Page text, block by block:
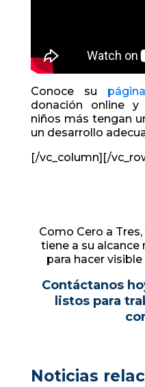
Conoce su
donación online
niños más tengan
un desarrollo
[/vc_column][/
Como Cero a
tiene a su
para hacer
Contáctanos
listos para
Noticias